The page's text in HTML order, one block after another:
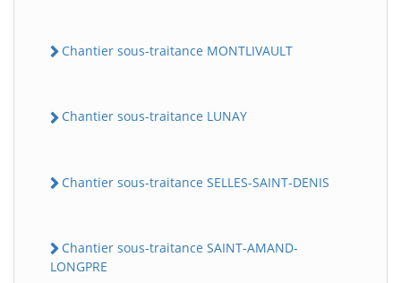
Chantier sous-traitance MONTLIVAULT
Chantier sous-traitance LUNAY
Chantier sous-traitance SELLES-SAINT-DENIS
Chantier sous-traitance SAINT-AMAND-
LONGPRE